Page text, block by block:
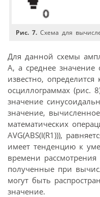
Рис. 7. Схема для
Для данной схемы
А, а среднее значение
известно,
осциллограммах (рис.
значение
значение,
математических
AVG(ABS(I(R1))),
имеет тенденцию к
времени рассмотрения
полученные при
могут быть
значение.